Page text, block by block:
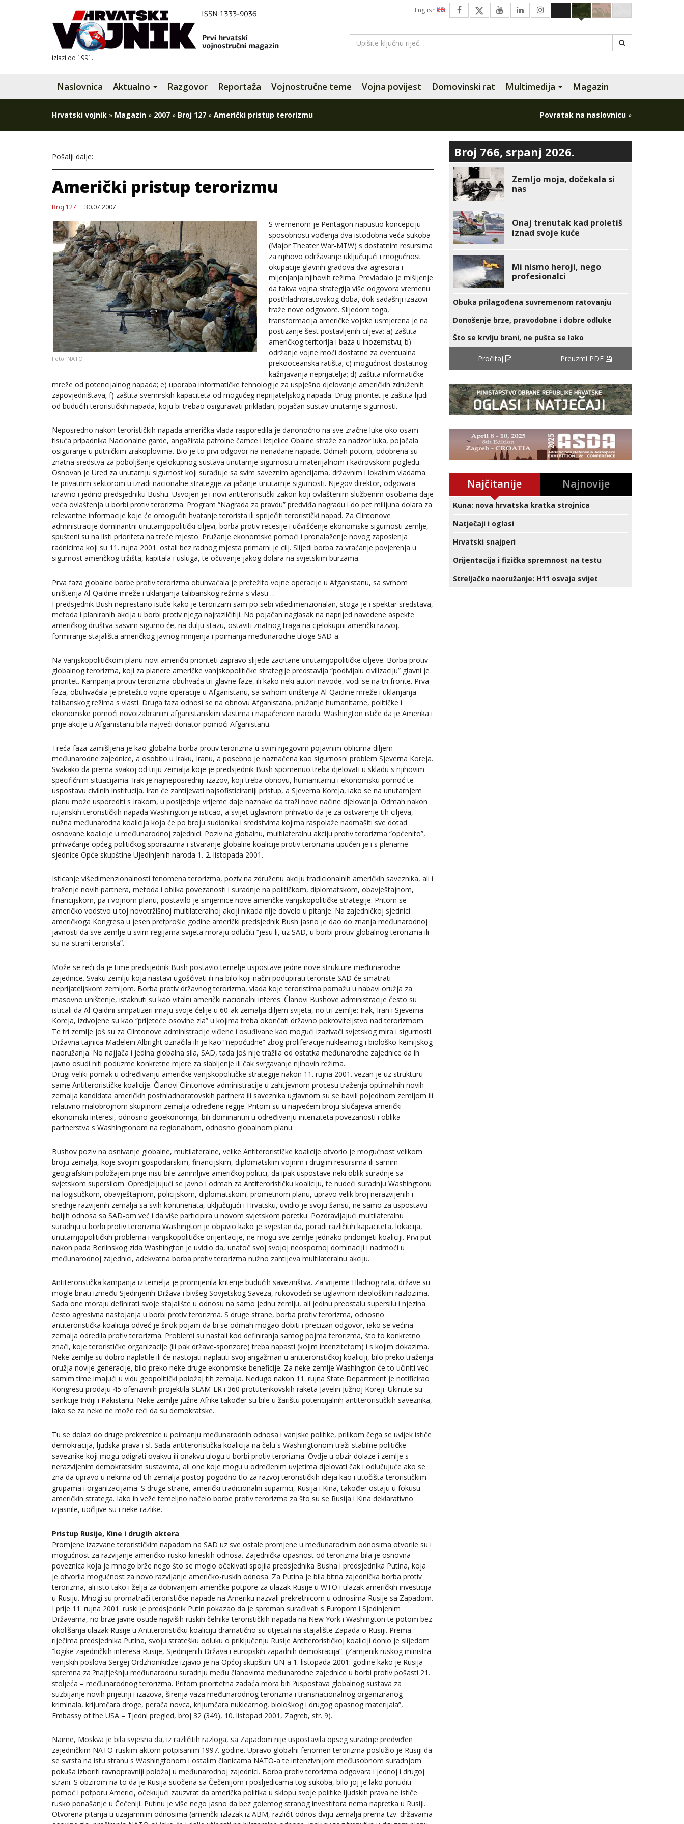
izlazi od 1991.
English
Naslovnica Aktualno Razgovor Reportaža Vojnostručne teme Vojna povijest Domovinski rat Multimedija Magazin
Hrvatski vojnik » Magazin » 2007 » Broj 127 » Američki pristup terorizmu Povratak na naslovnicu »
Pošalji dalje:
Američki pristup terorizmu
Broj 127 30.07.2007
Foto: NATO
S vremenom je Pentagon napustio koncepciju
sposobnosti vođenja dva istodobna veća sukoba
(Major Theater War-MTW) s dostatnim resursima
za njihovo održavanje uključujući i mogućnost
okupacije glavnih gradova dva agresora i
mijenjanja njihovih režima. Prevladalo je mišljenje
da takva vojna strategija više odgovora vremenu
posthladnoratovskog doba, dok sadašnji izazovi
traže nove odgovore. Slijedom toga,
transformacija američke vojske usmjerena je na
postizanje šest postavljenih ciljeva: a) zaštita
američkog teritorija i baza u inozemstvu; b)
održanje vojne moći dostatne za eventualna
prekooceanska ratišta; c) mogućnost dostatnog
kažnjavanja neprijatelja; d) zaštita informatičke
mreže od potencijalnog napada; e) uporaba informatičke tehnologije za uspješno djelovanje američkih združenih
zapovjedništava; f) zaštita svemirskih kapaciteta od mogućeg neprijateljskog napada. Drugi prioritet je zaštita ljudi
od budućih terorističkih napada, koju bi trebao osiguravati prikladan, pojačan sustav unutarnje sigurnosti.
Neposredno nakon terorističkih napada američka vlada rasporedila je danonoćno na sve zračne luke oko osam
tisuća pripadnika Nacionalne garde, angažirala patrolne čamce i letjelice Obalne straže za nadzor luka, pojačala
osiguranje u putničkim zrakoplovima. Bio je to prvi odgovor na nenadane napade. Odmah potom, odobrena su
znatna sredstva za poboljšanje cjelokupnog sustava unutarnje sigurnosti u materijalnom i kadrovskom pogledu.
Osnovan je Ured za unutarnju sigurnost koji surađuje sa svim saveznim agencijama, državnim i lokalnim vladama
te privatnim sektorom u izradi nacionalne strategije za jačanje unutarnje sigurnosti. Njegov direktor, odgovara
izravno i jedino predsjedniku Bushu. Usvojen je i novi antiteroristički zakon koji ovlaštenim službenim osobama daje
veća ovlaštenja u borbi protiv terorizma. Program “Nagrada za pravdu” predviđa nagradu i do pet milijuna dolara za
relevantne informacije koje će omogućiti hvatanje terorista ili spriječiti teroristički napad. Za Clintonove
administracije dominantni unutarnjopolitički ciljevi, borba protiv recesije i učvršćenje ekonomske sigurnosti zemlje,
spušteni su na listi prioriteta na treće mjesto. Pružanje ekonomske pomoći i pronalaženje novog zaposlenja
radnicima koji su 11. rujna 2001. ostali bez radnog mjesta primarni je cilj. Slijedi borba za vraćanje povjerenja u
sigurnost američkog tržišta, kapitala i usluga, te očuvanje jakog dolara na svjetskim burzama.
Prva faza globalne borbe protiv terorizma obuhvaćala je pretežito vojne operacije u Afganistanu, sa svrhom
uništenja Al-Qaidine mreže i uklanjanja talibanskog režima s vlasti …
I predsjednik Bush neprestano ističe kako je terorizam sam po sebi višedimenzionalan, stoga je i spektar sredstava,
metoda i planiranih akcija u borbi protiv njega najrazličitiji. No pojačan naglasak na naprijed navedene aspekte
američkog društva sasvim sigurno će, na dulju stazu, ostaviti znatnog traga na cjelokupni američki razvoj,
formiranje stajališta američkog javnog mnijenja i poimanja međunarodne uloge SAD-a.
Na vanjskopolitičkom planu novi američki prioriteti zapravo slijede zacrtane unutarnjopolitičke ciljeve. Borba protiv
globalnog terorizma, koji za planere američke vanjskopolitičke strategije predstavlja “podivljalu civilizaciju” glavni je
prioritet. Kampanja protiv terorizma obuhvaća tri glavne faze, ili kako neki autori navode, vodi se na tri fronte. Prva
faza, obuhvaćala je pretežito vojne operacije u Afganistanu, sa svrhom uništenja Al-Qaidine mreže i uklanjanja
talibanskog režima s vlasti. Druga faza odnosi se na obnovu Afganistana, pružanje humanitarne, političke i
ekonomske pomoći novoizabranim afganistanskim vlastima i napaćenom narodu. Washington ističe da je Amerika i
prije akcije u Afganistanu bila najveći donator pomoći Afganistanu.
Treća faza zamišljena je kao globalna borba protiv terorizma u svim njegovim pojavnim oblicima diljem
međunarodne zajednice, a osobito u Iraku, Iranu, a posebno je naznačena kao sigurnosni problem Sjeverna Koreja.
Svakako da prema svakoj od triju zemalja koje je predsjednik Bush spomenuo treba djelovati u skladu s njihovim
specifičnim situacijama. Irak je najneposredniji izazov, koji treba obnovu, humanitarnu i ekonomsku pomoć te
uspostavu civilnih institucija. Iran će zahtijevati najsofisticiraniji pristup, a Sjeverna Koreja, iako se na unutarnjem
planu može usporediti s Irakom, u posljednje vrijeme daje naznake da traži nove načine djelovanja. Odmah nakon
rujanskih terorističkih napada Washington je isticao, a svijet uglavnom prihvatio da je za ostvarenje tih ciljeva,
nužna međunarodna koalicija koja će po broju sudionika i sredstvima kojima raspolaže nadmašiti sve dotad
osnovane koalicije u međunarodnoj zajednici. Poziv na globalnu, multilateralnu akciju protiv terorizma “općenito”,
prihvaćanje općeg političkog sporazuma i stvaranje globalne koalicije protiv terorizma upućen je i s plenarne
sjednice Opće skupštine Ujedinjenih naroda 1.-2. listopada 2001.
Isticanje višedimenzionalnosti fenomena terorizma, poziv na združenu akciju tradicionalnih američkih saveznika, ali i
traženje novih partnera, metoda i oblika povezanosti i suradnje na političkom, diplomatskom, obavještajnom,
financijskom, pa i vojnom planu, postavilo je smjernice nove američke vanjskopolitičke strategije. Pritom se
američko vodstvo u toj novotržišnoj multilateralnoj akciji nikada nije dovelo u pitanje. Na zajedničkoj sjednici
američkoga Kongresa u jesen pretprošle godine američki predsjednik Bush jasno je dao do znanja međunarodnoj
javnosti da sve zemlje u svim regijama svijeta moraju odlučiti “jesu li, uz SAD, u borbi protiv globalnog terorizma ili
su na strani terorista”.
Može se reći da je time predsjednik Bush postavio temelje uspostave jedne nove strukture međunarodne
zajednice. Svaku zemlju koja nastavi ugošćivati ili na bilo koji način podupirati teroriste SAD će smatrati
neprijateljskom zemljom. Borba protiv državnog terorizma, vlada koje teroristima pomažu u nabavi oružja za
masovno uništenje, istaknuti su kao vitalni američki nacionalni interes. Članovi Bushove administracije često su
isticali da Al-Qaidini simpatizeri imaju svoje ćelije u 60-ak zemalja diljem svijeta, no tri zemlje: Irak, Iran i Sjeverna
Koreja, izdvojene su kao “prijeteće osovine zla” u kojima treba okončati državno pokroviteljstvo nad terorizmom.
Te tri zemlje još su za Clintonove administracije viđene i osuđivane kao mogući izazivači svjetskog mira i sigurnosti.
Državna tajnica Madelein Albright označila ih je kao “nepoćudne” zbog proliferacije nuklearnog i biološko-kemijskog
naoružanja. No najjača i jedina globalna sila, SAD, tada još nije tražila od ostatka međunarodne zajednice da ih
javno osudi niti poduzme konkretne mjere za slabljenje ili čak svrgavanje njihovih režima.
Drugi veliki pomak u određivanju američke vanjskopolitičke strategije nakon 11. rujna 2001. vezan je uz strukturu
same Antiterorističke koalicije. Članovi Clintonove administracije u zahtjevnom procesu traženja optimalnih novih
zemalja kandidata američkih posthladnoratovskih partnera ili saveznika uglavnom su se bavili pojedinom zemljom ili
relativno malobrojnom skupinom zemalja određene regije. Pritom su u najvećem broju slučajeva američki
ekonomski interesi, odnosno geoekonomija, bili dominantni u određivanju intenziteta povezanosti i oblika
partnerstva s Washingtonom na regionalnom, odnosno globalnom planu.
Bushov poziv na osnivanje globalne, multilateralne, velike Antiterorističke koalicije otvorio je mogućnost velikom
broju zemalja, koje svojim gospodarskim, financijskim, diplomatskim vojnim i drugim resursima ili samim
geografskim položajem prije nisu bile zanimljive američkoj politici, da ipak uspostave neki oblik suradnje sa
svjetskom supersilom. Opredjeljujući se javno i odmah za Antiterorističku koaliciju, te nudeći suradnju Washingtonu
na logističkom, obavještajnom, policijskom, diplomatskom, prometnom planu, upravo velik broj nerazvijenih i
srednje razvijenih zemalja sa svih kontinenata, uključujući i Hrvatsku, uvidio je svoju šansu, ne samo za uspostavu
boljih odnosa sa SAD-om već i da više participira u novom svjetskom poretku. Pozdravljajući multilateralnu
suradnju u borbi protiv terorizma Washington je objavio kako je svjestan da, poradi različitih kapaciteta, lokacija,
unutarnjopolitičkih problema i vanjskopolitičke orijentacije, ne mogu sve zemlje jednako pridonijeti koaliciji. Prvi put
nakon pada Berlinskog zida Washington je uvidio da, unatoč svoj svojoj neospornoj dominaciji i nadmoći u
međunarodnoj zajednici, adekvatna borba protiv terorizma nužno zahtijeva multilateralnu akciju.
Antiteroristička kampanja iz temelja je promijenila kriterije budućih savezništva. Za vrijeme Hladnog rata, države su
mogle birati između Sjedinjenih Država i bivšeg Sovjetskog Saveza, rukovodeći se uglavnom ideološkim razlozima.
Sada one moraju definirati svoje stajalište u odnosu na samo jednu zemlju, ali jedinu preostalu supersilu i njezina
često agresivna nastojanja u borbi protiv terorizma. S druge strane, borba protiv terorizma, odnosno
antiteroristička koalicija odveć je širok pojam da bi se odmah mogao dobiti i precizan odgovor, iako se većina
zemalja odredila protiv terorizma. Problemi su nastali kod definiranja samog pojma terorizma, što to konkretno
znači, koje terorističke organizacije (ili pak države-sponzore) treba napasti (kojim intenzitetom) i s kojim dokazima.
Neke zemlje su dobro naplatile ili će nastojati naplatiti svoj angažman u antiterorističkoj koaliciji, bilo preko traženja
oružja novije generacije, bilo preko neke druge ekonomske beneficije. Za neke zemlje Washington će to učiniti već
samim time imajući u vidu geopolitički položaj tih zemalja. Nedugo nakon 11. rujna State Department je notificirao
Kongresu prodaju 45 ofenzivnih projektila SLAM-ER i 360 protutenkovskih raketa Javelin Južnoj Koreji. Ukinute su
sankcije Indiji i Pakistanu. Neke zemlje južne Afrike također su bile u žarištu potencijalnih antiterorističkih saveznika,
iako se za neke ne može reći da su demokratske.
Tu se dolazi do druge prekretnice u poimanju međunarodnih odnosa i vanjske politike, prilikom čega se uvijek ističe
demokracija, ljudska prava i sl. Sada antiteroristička koalicija na čelu s Washingtonom traži stabilne političke
saveznike koji mogu odigrati ovakvu ili onakvu ulogu u borbi protiv terorizma. Ovdje u obzir dolaze i zemlje s
nerazvijenim demokratskim sustavima, ali one koje mogu u određenim uvjetima djelovati čak i odlučujuće ako se
zna da upravo u nekima od tih zemalja postoji pogodno tlo za razvoj terorističkih ideja kao i utočišta terorističkim
grupama i organizacijama. S druge strane, američki tradicionalni suparnici, Rusija i Kina, također ostaju u fokusu
američkih stratega. Iako ih veže temeljno načelo borbe protiv terorizma za što su se Rusija i Kina deklarativno
izjasnile, uočljive su i neke razlike.
Pristup Rusije, Kine i drugih aktera
Promjene izazvane terorističkim napadom na SAD uz sve ostale promjene u međunarodnim odnosima otvorile su i
mogućnost za razvijanje američko-rusko-kineskih odnosa. Zajednička opasnost od terorizma bila je osnovna
poveznica koja je mnogo brže nego što se moglo očekivati spojila predsjednika Busha i predsjednika Putina, koja
je otvorila mogućnost za novo razvijanje američko-ruskih odnosa. Za Putina je bila bitna zajednička borba protiv
terorizma, ali isto tako i želja za dobivanjem američke potpore za ulazak Rusije u WTO i ulazak američkih investicija
u Rusiju. Mnogi su promatrači terorističke napade na Ameriku nazvali prekretnicom u odnosima Rusije sa Zapadom.
I prije 11. rujna 2001. ruski je predsjednik Putin pokazao da je spreman surađivati s Europom i Sjedinjenim
Državama, no brze javne osude najviših ruskih čelnika terorističkih napada na New York i Washington te potom bez
okolišanja ulazak Rusije u Antiterorističku koaliciju dramatično su utjecali na stajalište Zapada o Rusiji. Prema
riječima predsjednika Putina, svoju stratešku odluku o priključenju Rusije Antiterorističkoj koaliciji donio je slijedom
“logike zajedničkih interesa Rusije, Sjedinjenih Država i europskih zapadnih demokracija”. (Zamjenik ruskog ministra
vanjskih poslova Sergej Ordzhonikidze izjavio je na Općoj skupštini UN-a 1. listopada 2001. godine kako je Rusija
spremna za ?najtješnju međunarodnu suradnju među članovima međunarodne zajednice u borbi protiv pošasti 21.
stoljeća – međunarodnog terorizma. Pritom prioritetna zadaća mora biti ?uspostava globalnog sustava za
suzbijanje novih prijetnji i izazova, širenja vaza međunarodnog terorizma i transnacionalnog organiziranog
kriminala, krijumčara droge, perača novca, krijumčara nuklearnog, biološkog i drugog opasnog materijala”,
Embassy of the USA – Tjedni pregled, broj 32 (349), 10. listopad 2001, Zagreb, str. 9).
Naime, Moskva je bila svjesna da, iz različitih razloga, sa Zapadom nije uspostavila opseg suradnje predviđen
zajedničkim NATO-ruskim aktom potpisanim 1997. godine. Upravo globalni fenomen terorizma poslužio je Rusiji da
se svrsta na istu stranu s Washingtonom i ostalim članicama NATO-a te intenzivnijom međusobnom suradnjom
pokuša izboriti ravnopravniji položaj u međunarodnoj zajednici. Borba protiv terorizma odgovara i jednoj i drugoj
strani. S obzirom na to da je Rusija suočena sa Čečenijom i posljedicama tog sukoba, bilo joj je lako ponuditi
pomoć i potporu Americi, očekujući zauzvrat da američka politika u sklopu svoje politike ljudskih prava ne ističe
rusko ponašanje u Čečeniji. Putinu je više nego jasno da bez golemog stranog investitora nema napretka u Rusiji.
Otvorena pitanja u uzajamnim odnosima (američki izlazak iz ABM, različit odnos dviju zemalja prema tzv. državama
Broj 766, srpanj 2026.
Zemljo moja, dočekala si
nas
Onaj trenutak kad proletiš
iznad svoje kuće
Mi nismo heroji, nego
profesionalci
Obuka prilagođena suvremenom ratovanju
Donošenje brze, pravodobne i dobre odluke
Što se krvlju brani, ne pušta se lako
Pročitaj Preuzmi PDF
Najčitanije Najnovije
Kuna: nova hrvatska kratka strojnica
Natječaji i oglasi
Hrvatski snajperi
Orijentacija i fizička spremnost na testu
Streljačko naoružanje: H11 osvaja svijet